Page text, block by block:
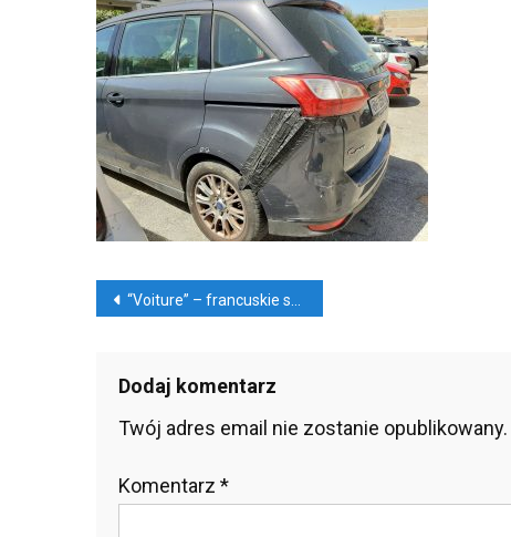
Nawigacja
“Voiture” – francuskie samochody, kupować?
Dodaj komentarz
Twój adres email nie zostanie opublikowany.
Komentarz *